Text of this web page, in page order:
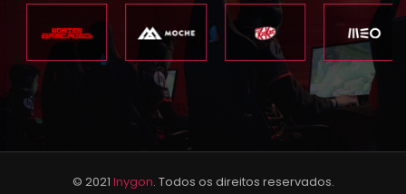
© 2021 Inygon. Todos os direitos reservados.